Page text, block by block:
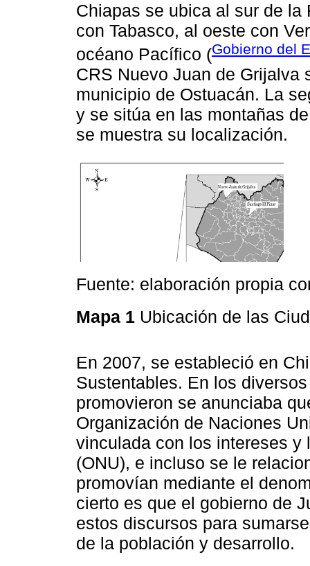
Chiapas se ubica al sur de
con Tabasco, al oeste con
océano Pacífico (Gobierno del
CRS Nuevo Juan de Grijalva
municipio de Ostuacán. La
y se sitúa en las montañas
se muestra su localización.
Fuente: elaboración propia
Mapa 1 Ubicación de las
En 2007, se estableció en
Sustentables. En los
promovieron se anunciaba
Organización de Naciones
vinculada con los intereses
(ONU), e incluso se le
promovían mediante el
cierto es que el gobierno de
estos discursos para
de la población y desarrollo.